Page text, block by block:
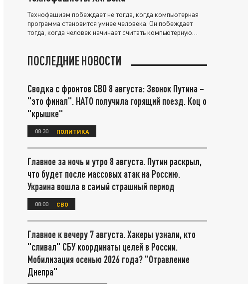
Технофашизм побеждает не тогда, когда компьютерная
программа становится умнее человека. Он побеждает
тогда, когда человек начинает считать компьютерную
ПОСЛЕДНИЕ НОВОСТИ
Сводка с фронтов СВО 8 августа: Звонок Путина –
"это финал". НАТО получила горящий поезд. Коц о
"крышке"
08:30 ПОЛИТИКА
Главное за ночь и утро 8 августа. Путин раскрыл,
что будет после массовых атак на Россию.
Украина вошла в самый страшный период
08:00 СВО
Главное к вечеру 7 августа. Хакеры узнали, кто
"сливал" СБУ координаты целей в России.
Мобилизация осенью 2026 года? "Отравление
Днепра"